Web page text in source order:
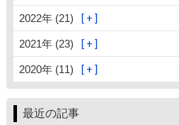
2022年 (21)
2021年 (23)
2020年 (11)
最近の記事